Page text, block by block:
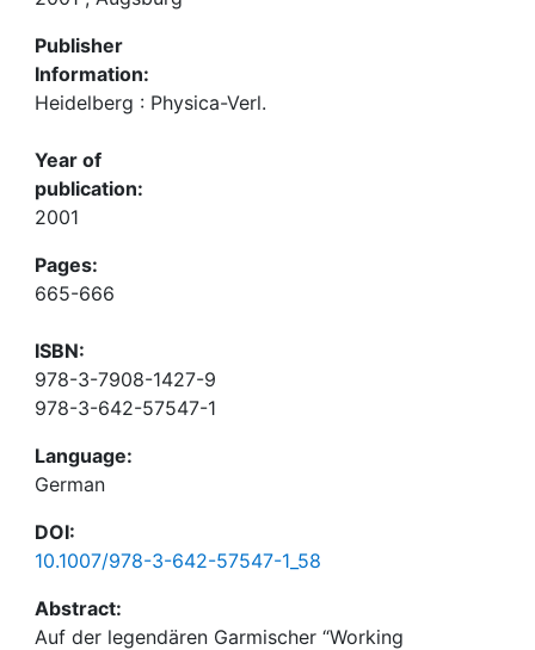
Publisher
Information:
Heidelberg : Physica-Verl.
Year of
publication:
2001
Pages:
665-666
ISBN:
978-3-7908-1427-9
978-3-642-57547-1
Language:
German
DOI:
10.1007/978-3-642-57547-1_58
Abstract:
Auf der legendären Garmischer “Working